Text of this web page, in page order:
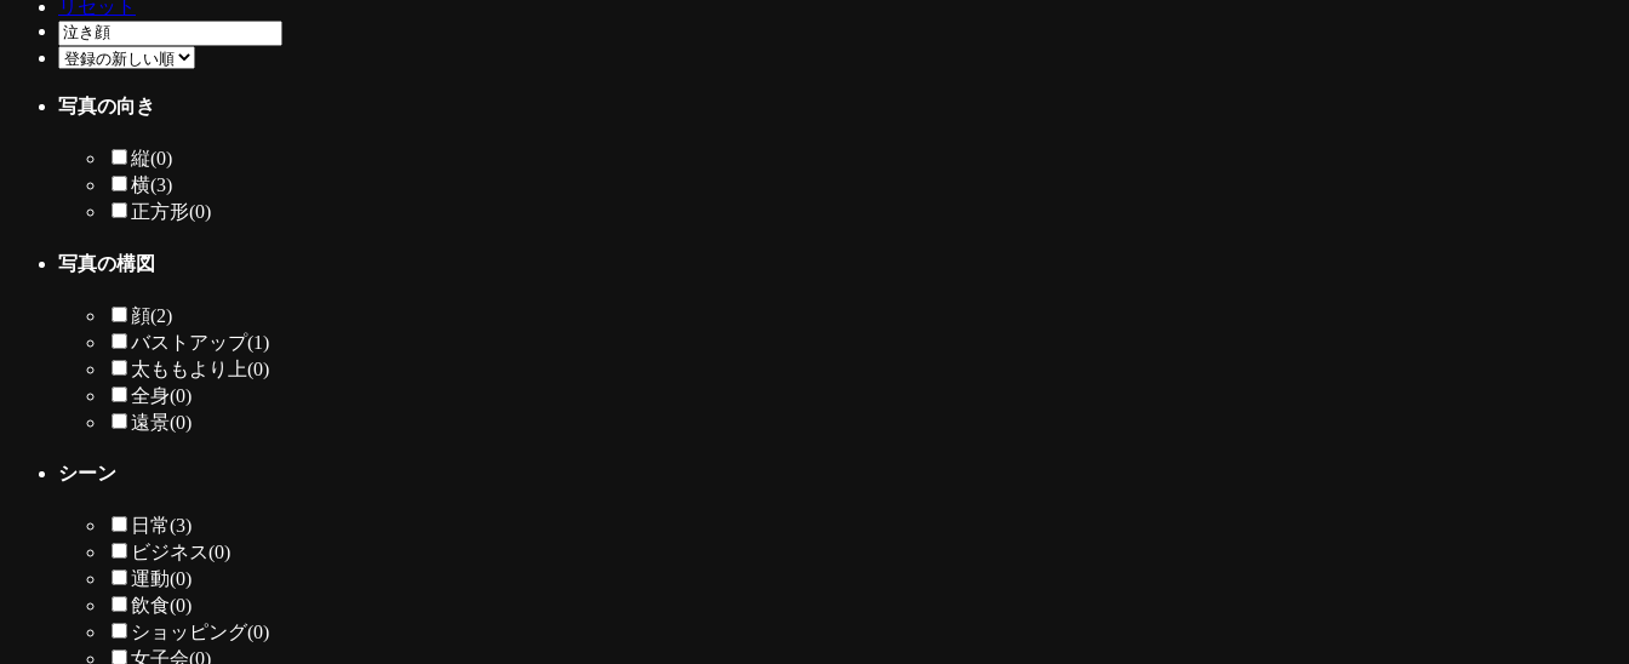
リセット
写真の向き
縦(0)
横(3)
正方形(0)
写真の構図
顔(2)
バストアップ(1)
太ももより上(0)
全身(0)
遠景(0)
シーン
日常(3)
ビジネス(0)
運動(0)
飲食(0)
ショッピング(0)
女子会(0)